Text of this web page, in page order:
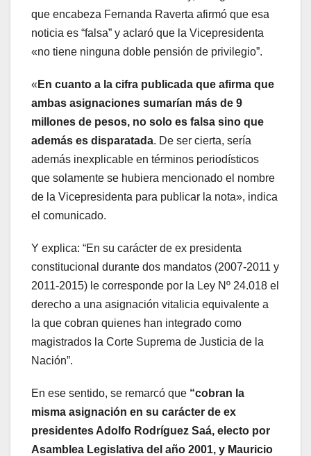
que encabeza Fernanda Raverta afirmó que esa
noticia es “falsa” y aclaró que la Vicepresidenta
«no tiene ninguna doble pensión de privilegio”.
« En cuanto a la cifra publicada que afirma que
ambas asignaciones sumarían más de 9
millones de pesos, no solo es falsa sino que
además es disparatada. De ser cierta, sería
además inexplicable en términos periodísticos
que solamente se hubiera mencionado el nombre
de la Vicepresidenta para publicar la nota», indica
el comunicado.
Y explica: “En su carácter de ex presidenta
constitucional durante dos mandatos (2007-2011 y
2011-2015) le corresponde por la Ley Nº 24.018 el
derecho a una asignación vitalicia equivalente a
la que cobran quienes han integrado como
magistrados la Corte Suprema de Justicia de la
Nación”.
En ese sentido, se remarcó que “cobran la
misma asignación en su carácter de ex
presidentes Adolfo Rodríguez Saá, electo por
Asamblea Legislativa del año 2001, y Mauricio